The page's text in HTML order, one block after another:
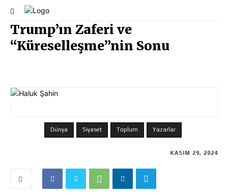
Trump’ın Zaferi ve
“Küreselleşme”nin Sonu
Dünya Siyaset Toplum Yazarlar
KASIM 29, 2024